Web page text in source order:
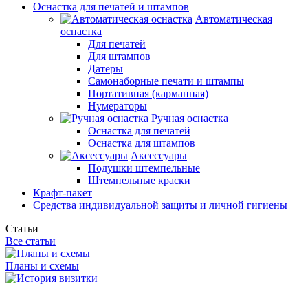
Оснастка для печатей и штампов
Автоматическая
оснастка
Для печатей
Для штампов
Датеры
Самонаборные печати и штампы
Портативная (карманная)
Нумераторы
Ручная оснастка
Оснастка для печатей
Оснастка для штампов
Аксессуары
Подушки штемпельные
Штемпельные краски
Крафт-пакет
Средства индивидуальной защиты и личной гигиены
Статьи
Все статьи
Планы и схемы